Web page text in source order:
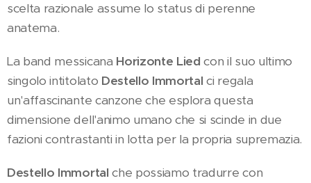
scelta razionale assume lo status di perenne
anatema.
La band messicana Horizonte Liedcon il suo ultimo
singolo intitolato Destello Immortal ci regala
un'affascinante canzone che esplora questa
dimensione dell'animo umano che si scinde in due
fazioni contrastanti in lotta per la propria supremazia.
Destello Immortalche possiamo tradurre con